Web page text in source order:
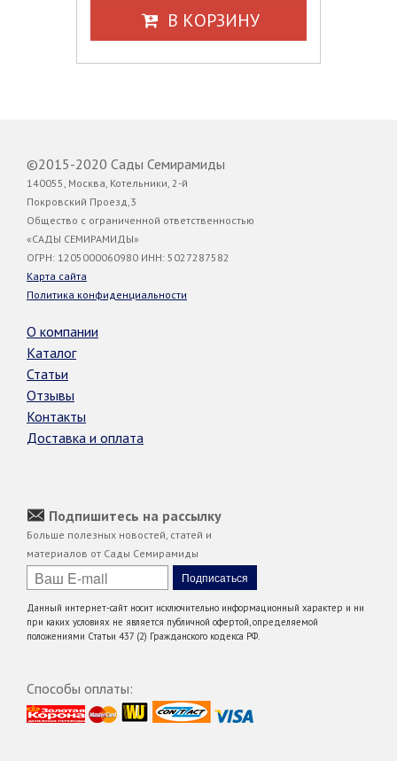
В КОРЗИНУ
©2015-2020 Сады Семирамиды
140055, Москва, Котельники, 2-й
Покровский Проезд,3
Общество с ограниченной ответственностью
«САДЫ СЕМИРАМИДЫ»
ОГРН: 1205000060980 ИНН: 5027287582
Карта сайта
Политика конфиденциальности
О компании
Каталог
Статьи
Отзывы
Контакты
Доставка и оплата
Подпишитесь на рассылку
Больше полезных новостей, статей и
материалов от Сады Семирамиды
Данный интернет-сайт носит исключительно информационный характер и ни
при каких условиях не является публичной офертой, определяемой
положениями Статьи 437 (2) Гражданского кодекса РФ.
Способы оплаты: